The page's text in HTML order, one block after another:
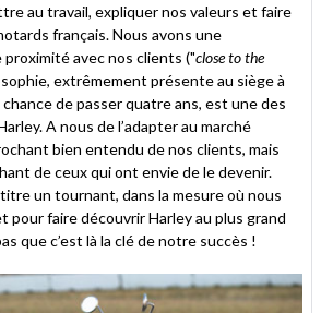
au travail, expliquer nos valeurs et faire
français. Nous avons une
avec nos clients ("close to the
extrêmement présente au siège à
chance de passer quatre ans, est une des
A nous de l’adapter au marché
bien entendu de nos clients, mais
de ceux qui ont envie de le devenir.
un tournant, dans la mesure où nous
pour faire découvrir Harley au plus grand
que c’est là la clé de notre succès !